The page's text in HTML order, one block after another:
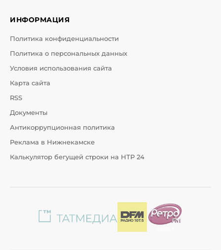
ИНФОРМАЦИЯ
Политика конфиденциальности
Политика о персональных данных
Условия использования сайта
Карта сайта
RSS
Документы
Антикоррупционная политика
Реклама в Нижнекамске
Калькулятор бегущей строки на НТР 24